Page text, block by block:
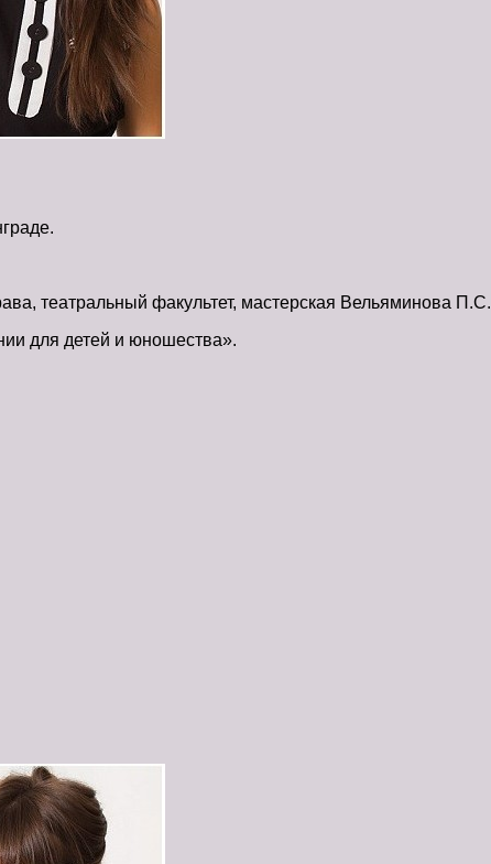
театральный факультет, мастерская Вельяминова П.С.
для детей и юношества».